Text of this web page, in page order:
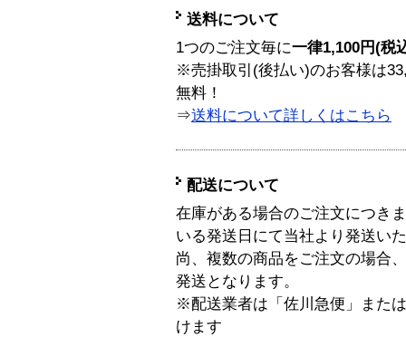
送料について
1つのご注文毎に一律1,100円(税
※売掛取引(後払い)のお客様は
無料！
⇒送料について詳しくはこちら
配送について
在庫がある場合のご注文につき
いる発送日にて当社より発送い
尚、複数の商品をご注文の場合
発送となります。
※配送業者は「佐川急便」また
けます